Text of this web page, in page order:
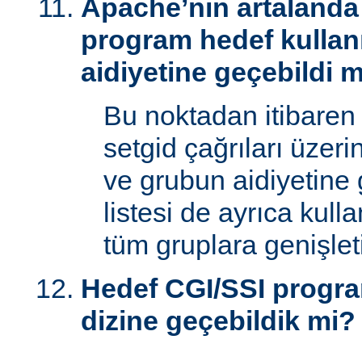
Apache’nin artalanda
program hedef
aidiyetine geçebildi
Bu noktadan
setgid çağrıları
ve grubun aidiyetine
listesi de ayrıca
tüm gruplara
Hedef CGI/SSI
dizine geçebildik mi?